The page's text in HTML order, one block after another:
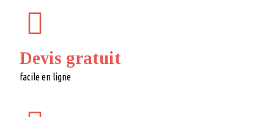
Devis gratuit
facile en ligne